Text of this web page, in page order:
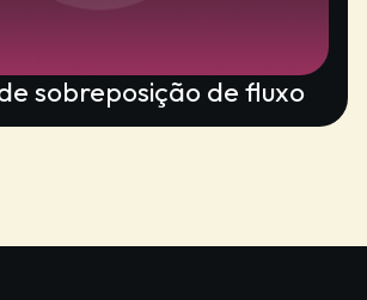
sobreposição de fluxo